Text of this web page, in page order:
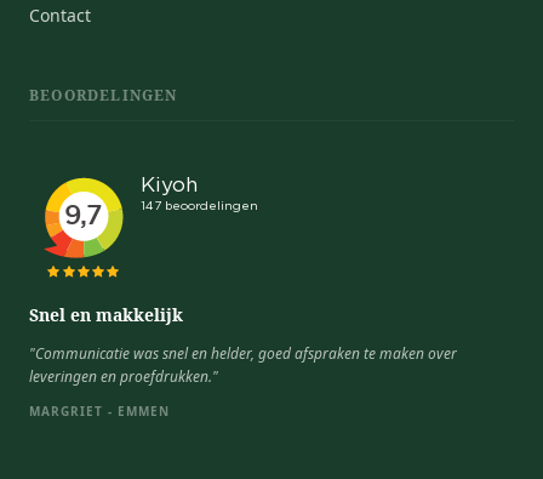
Contact
BEOORDELINGEN
Snel en makkelijk
"Communicatie was snel en helder, goed afspraken te maken over
leveringen en proefdrukken."
MARGRIET - EMMEN